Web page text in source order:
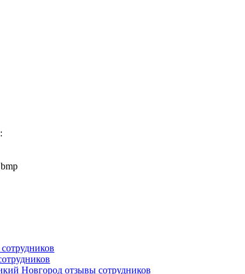
Новгород отзывы сотрудников